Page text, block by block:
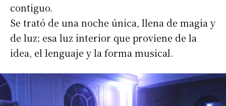
contiguo.
Se trató de una noche única, llena de magia y
de luz; esa luz interior que proviene de la
idea, el lenguaje y la forma musical.